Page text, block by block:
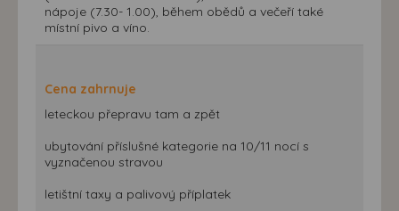
nápoje (7.30- 1.00), během obědů a večeří také
místní pivo a víno.
Cena zahrnuje
leteckou přepravu tam a zpět
ubytování příslušné kategorie na 10/11 nocí s
vyznačenou stravou
letištní taxy a palivový příplatek